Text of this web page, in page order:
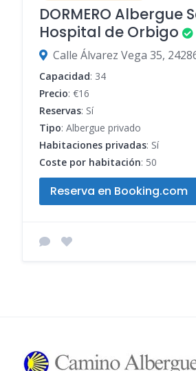
DORMERO Albergue
Hospital de Orbigo
Capacidad: 34
Precio: €16
Reservas: Sí
Tipo: Albergue privado
Habitaciones privadas: Sí
Coste por habitación: 50
Reserva en Booking.com